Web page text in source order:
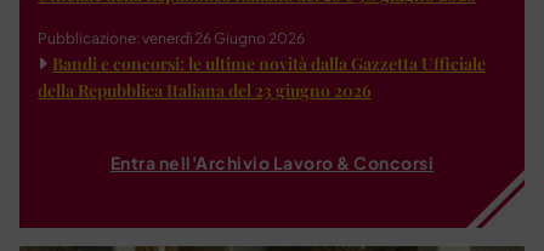
Pubblicazione: venerdì 26 Giugno 2026
Bandi e concorsi: le ultime novità dalla Gazzetta Ufficiale
della Repubblica Italiana del 23 giugno 2026
Entra nell'Archivio Lavoro & Concorsi